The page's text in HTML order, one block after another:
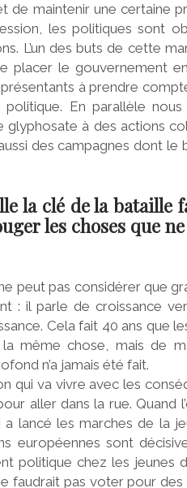
de maintenir une certaine
les politiques sont
L’un des buts de cette
placer le gouvernement
à prendre
En parallèle nous
à des actions
aussi des campagnes dont
la clé de la
les choses que
peut pas considérer que
: il parle de croissance
Cela fait 40 ans que
même chose, mais de
n’a jamais été fait.
qui va vivre avec les
aller dans la rue. Quand
lancé les marches de la
européennes sont
politique chez les jeunes
faudrait pas voter pour